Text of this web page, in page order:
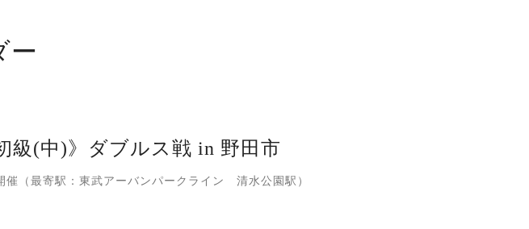
ー
級(中)》ダブルス戦 in 野田市
催（最寄駅：東武アーバンパークライン 清水公園駅）